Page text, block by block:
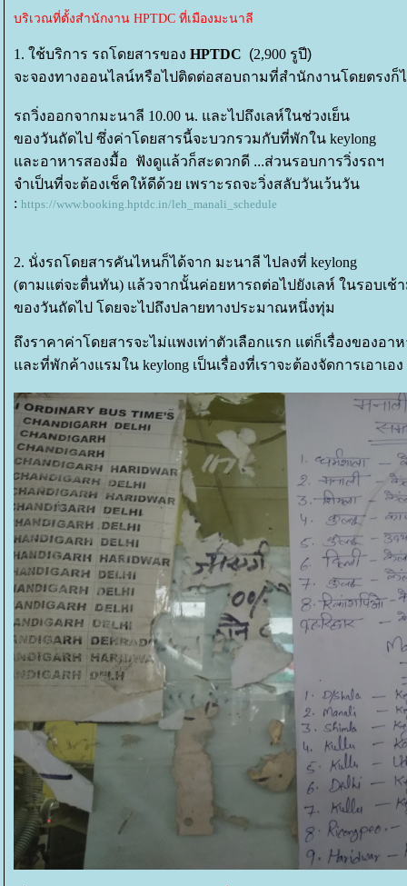
บริเวณที่ตั้งสำนักงาน HPTDC ที่เมืองมะนาลี
1. ช้บริการ รถโดยสารของ HPTDC (2,900 รูปี)
จะจองทางออนไลน์หรือไปติดต่อสอบถามที่สำนักงานโดยตรงก็
รถวิ่งออกจากมะนาลี 10.00 น. และไปถึงเลห์ในช่วงเย็น
ของวันถัดไป ซึ่งค่าโดยสารนี้จะบวกรวมกับที่พักใน keylong
ละอาหารสองมื้อ ฟังดูแล้วก็สะดวกดี ...ส่วนรอบการวิ่งรถฯ
จำเป็นที่จะต้องเช็คให้ดีด้ว เพราะรถจะวิ่งสลับวันเว้นวัน
: https://www.booking.hptdc.in/leh_manali_schedule
2. นั่งรถโดยสารคันไหนก็ได้จาก มะนาลี ไปลงที่ keylong
(ตามแต่จะตื่นทัน) ล้วจากนั้นค่อยหารถต่อไปยังเลห์ นรอบเช้
ของวันถัดไป โดยจะไปถึงปลายทางประมาณหนึ่งทุ่ม
ถึงราคาค่าโดยสารจะไม่แพงเท่าตัวเลือกแรก แต่ก็เรื่องของอา
ละที่พักค้างแรมใน keylong เป็นเรื่องที่เราจะต้องจัดการเอาเอง